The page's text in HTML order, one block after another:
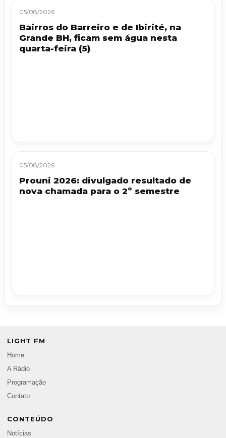
05/08/2026
Bairros do Barreiro e de Ibirité, na
Grande BH, ficam sem água nesta
quarta-feira (5)
05/08/2026
Prouni 2026: divulgado resultado de
nova chamada para o 2º semestre
LIGHT FM
Home
A Rádio
Programação
Contato
CONTEÚDO
Notícias